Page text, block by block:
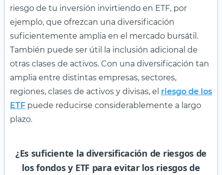
riesgo de tu inversión invirtiendo en ETF, por
ejemplo, que ofrezcan una diversificación
suficientemente amplia en el mercado bursátil.
También puede ser útil la inclusión adicional de
otras clases de activos. Con una diversificación tan
amplia entre distintas empresas, sectores,
regiones, clases de activos y divisas, el riesgo de los
ETF puede reducirse considerablemente a largo
plazo.
¿Es suficiente la diversificación de riesgos de
los fondos y ETF para evitar los riesgos de